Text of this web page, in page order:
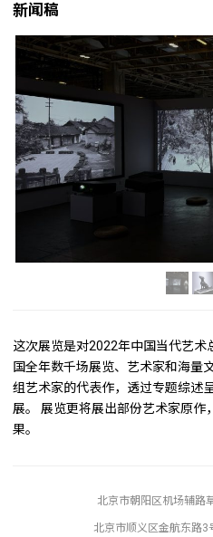
新闻稿
这次展览是对2022年中国当代艺术
国全年数千场展览、艺术家和海量
组艺术家的代表作，透过专题综述
展。 展览更将展出部份艺术家原作
果。
北京市朝阳区机场辅路
北京市顺义区金航东路